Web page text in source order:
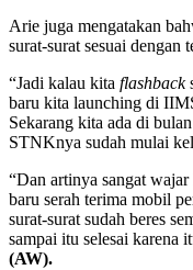
Arie juga mengatakan
surat-surat sesuai dengan
“Jadi kalau kita flashback
baru kita launching di
Sekarang kita ada di
STNKnya sudah mulai
“Dan artinya sangat
baru serah terima mobil
surat-surat sudah beres
sampai itu selesai karena
(AW).